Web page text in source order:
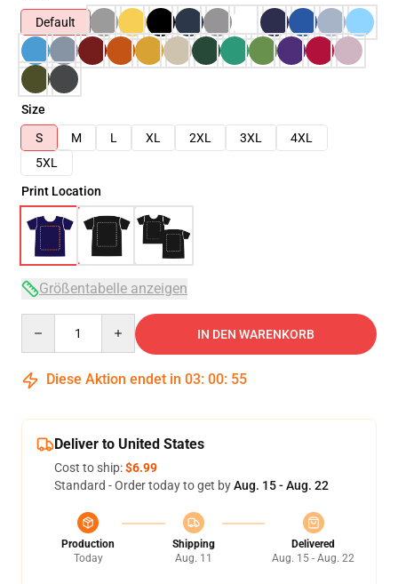
Default
Size
S
M L XL 2XL 3XL
4XL
5XL
Print Location
Größentabelle anzeigen
IN DEN WARENKORB
Diese Aktion endet in 03: 00: 54
Deliver to United States
Cost to ship:$6.99
Standard - Order today to get byAug. 15 - Aug. 22
Production
Today
Shipping
Aug. 11
Delivered
Aug. 15 - Aug. 22